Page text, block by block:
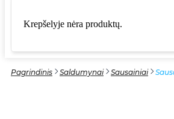
Krepšelyje nėra produktų.
Pagrindinis Saldumynai Sausainiai